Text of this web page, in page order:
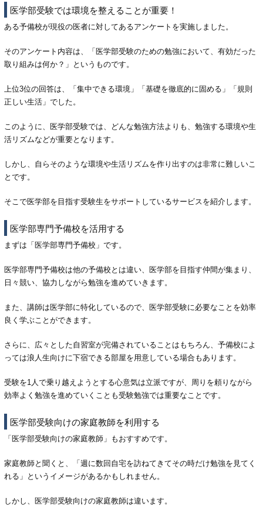
医学部受験では環境を整えることが重要！
ある予備校が現役の医者に対してあるアンケートを実施しました。
そのアンケート内容は、「医学部受験のための勉強において、有効だった
取り組みは何か？」というものです。
上位3位の回答は、「集中できる環境」「基礎を徹底的に固める」「規則
正しい生活」でした。
このように、医学部受験では、どんな勉強方法よりも、勉強する環境や生
活リズムなどが重要となります。
しかし、自らそのような環境や生活リズムを作り出すのは非常に難しいこ
とです。
そこで医学部を目指す受験生をサポートしているサービスを紹介します。
医学部専門予備校を活用する
まずは「医学部専門予備校」です。
医学部専門予備校は他の予備校とは違い、医学部を目指す仲間が集まり、
日々競い、協力しながら勉強を進めていきます。
また、講師は医学部に特化しているので、医学部受験に必要なことを効率
良く学ぶことができます。
さらに、広々とした自習室が完備されていることはもちろん、予備校によ
っては浪人生向けに下宿できる部屋を用意している場合もあります。
受験を1人で乗り越えようとする心意気は立派ですが、周りを頼りながら
効率よく勉強を進めていくことも受験勉強では重要なことです。
医学部受験向けの家庭教師を利用する
「医学部受験向けの家庭教師」もおすすめです。
家庭教師と聞くと、「週に数回自宅を訪ねてきてその時だけ勉強を見てく
れる」というイメージがあるかもしれません。
しかし、医学部受験向けの家庭教師は違います。